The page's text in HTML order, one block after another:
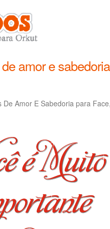
amor e sabedoria
Amor E Sabedoria para